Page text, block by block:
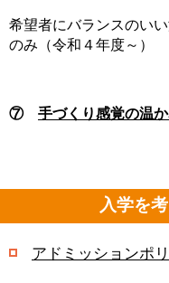
希望者にバランスのい
のみ（令和４年度～）
⑦ 手づくり感覚の温
入学を
アドミッションポ